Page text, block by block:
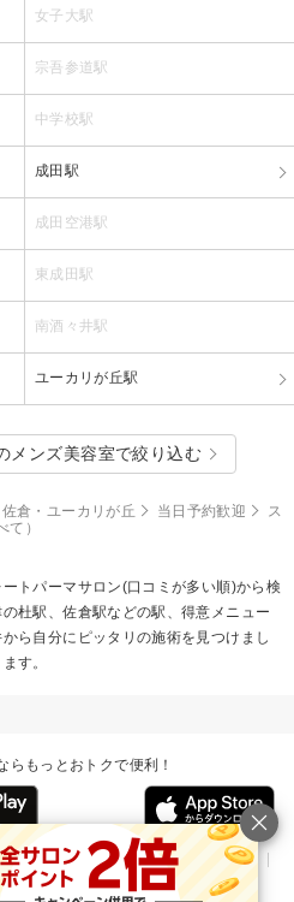
女子大駅
宗吾参道駅
中学校駅
成田駅
成田空港駅
東成田駅
南酒々井駅
ユーカリが丘駅
メンズ美容室で絞り込む
倉・ユーカリが丘 当日予約歓迎
ス
て）
ートパーマサロン(口コミが多い順)から検
杜駅、佐倉駅などの駅、得意メニュー
ら自分にピッタリの施術を見つけまし
す。
らもっとおトクで便利！
ヘルプ リリース情報
利用規約
のサロン様